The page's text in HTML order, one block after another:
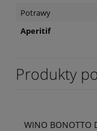
Potrawy
Aperitif
Produkty
WINO BONOTTO